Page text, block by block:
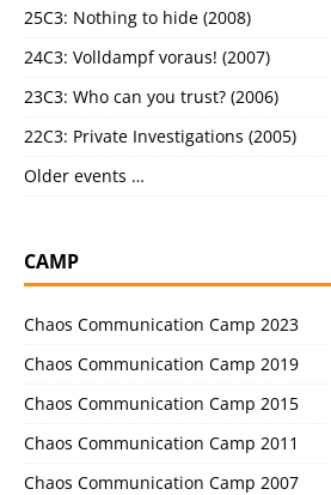
25C3: Nothing to hide (2008)
24C3: Volldampf voraus! (2007)
23C3: Who can you trust? (2006)
22C3: Private Investigations (2005)
Older events …
CAMP
Chaos Communication Camp 2023
Chaos Communication Camp 2019
Chaos Communication Camp 2015
Chaos Communication Camp 2011
Chaos Communication Camp 2007